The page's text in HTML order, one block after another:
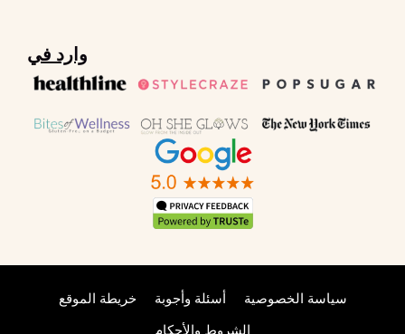
وارد في
خريطة الموقع أسئلة وأجوبة سياسة الخصوصية
الشروط والأحكام